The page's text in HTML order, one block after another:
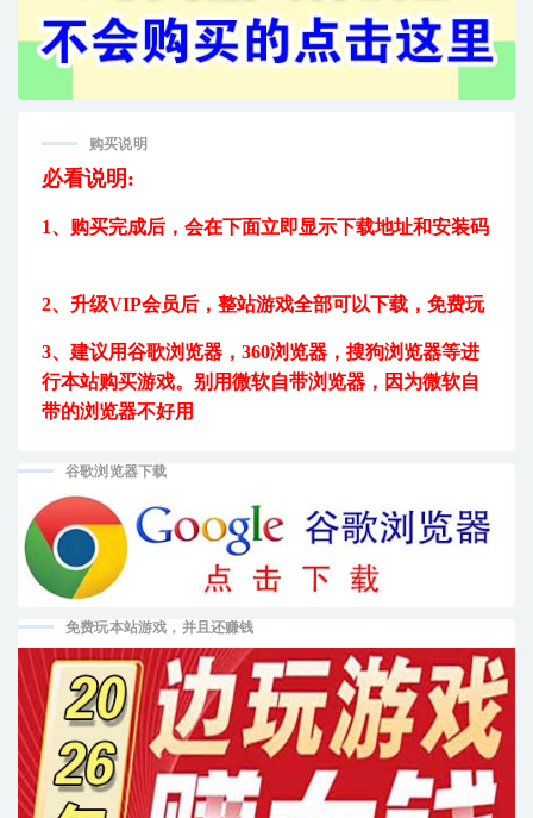
购买说明
必看说明:
1、购买完成后， 会在下面立即显示下载地址和安装码
2、升级VIP会员后， 整站游戏全部可以下载，免费玩
3、建议用谷歌浏览器，360浏览器，搜狗浏览器等进
行本站购买游戏。 别用微软自带浏览器，因为微软自
带的浏览器不好用
谷歌浏览器下载
免费玩本站游戏，并且还赚钱